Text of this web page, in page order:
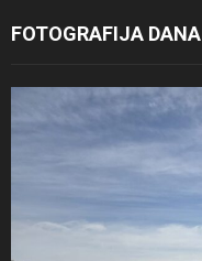
FOTOGRAFIJA DANA